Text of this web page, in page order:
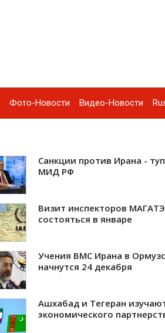
Фото-Новости Видео-Новости
Санкции против Ирана -
МИД РФ
Визит инспекторов
состояться в январе
Учения ВМС Ирана в
начнутся 24 декабря
Ашхабад и Тегеран
экономического